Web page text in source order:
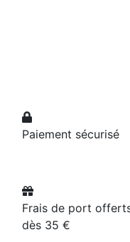
Paiement sécurisé
Frais de port
dès 35 €